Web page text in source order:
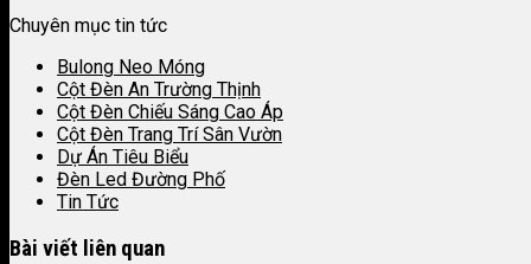
Chuyên mục tin tức
Bulong Neo Móng
Cột Đèn An Trường Thịnh
Cột Đèn Chiếu Sáng Cao Áp
Cột Đèn Trang Trí Sân Vườn
Dự Án Tiêu Biểu
Đèn Led Đường Phố
Tin Tức
Bài viết liên quan